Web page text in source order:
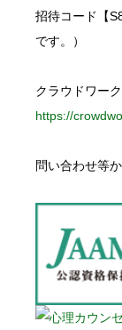
招待コード【
です。）
クラウドワー
https://
問い合わせ等